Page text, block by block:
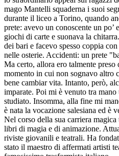
mago Mantelli squaderna i suoi
durante il liceo a Torino, quando
prete: avevo un conoscente un po’
giochi di carte e suonava la
dei bari e facevo spesso coppia
nelle osterie. Accidenti: un prete
Ma certo, allora ero talmente
momento in cui non sognavo altro
bene cambiar vita. Intanto, però,
imparate. Poi mi è venuto tra
studiato. Insomma, alla fine mi
è nata la vocazione salesiana ed è
Nel corso della sua carriera
libri di magia e di animazione.
riviste giovanili e teatrali. Ha
stato il maestro di affermati artisti